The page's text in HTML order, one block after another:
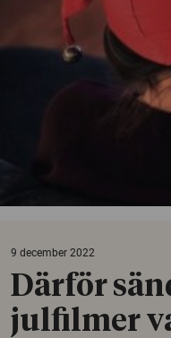
9 december 2022
Därför
julfilmer